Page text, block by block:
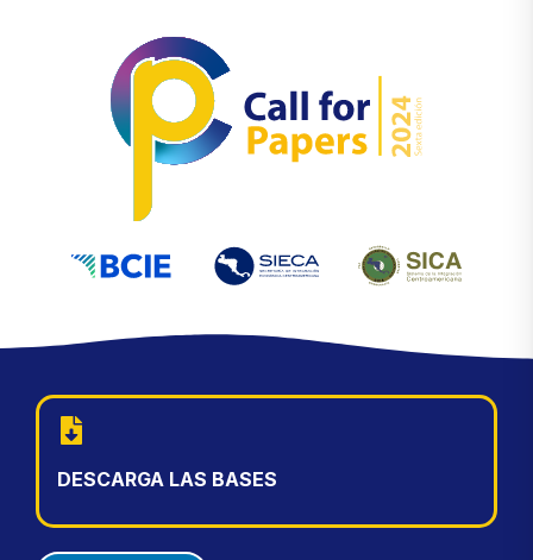
DESCARGA LAS BASES